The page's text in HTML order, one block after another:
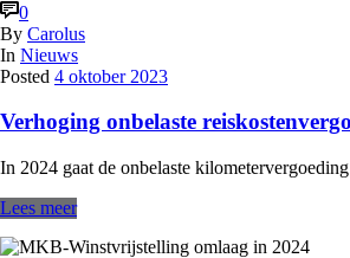
0
By Carolus
In Nieuws
Posted 4 oktober 2023
Verhoging onbelaste
In 2024 gaat de onbelaste
Lees meer